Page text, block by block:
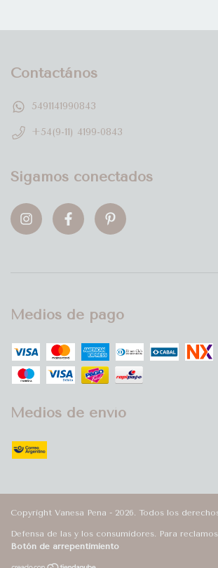
Contactános
5491141990843
+54(9-11) 4199-0843
Sigamos conectados
Medios de pago
Medios de envío
Copyright Vanesa Pena - 2026. Todos los
Defensa de las y los consumidores. Para reclamos
Botón de arrepentimiento